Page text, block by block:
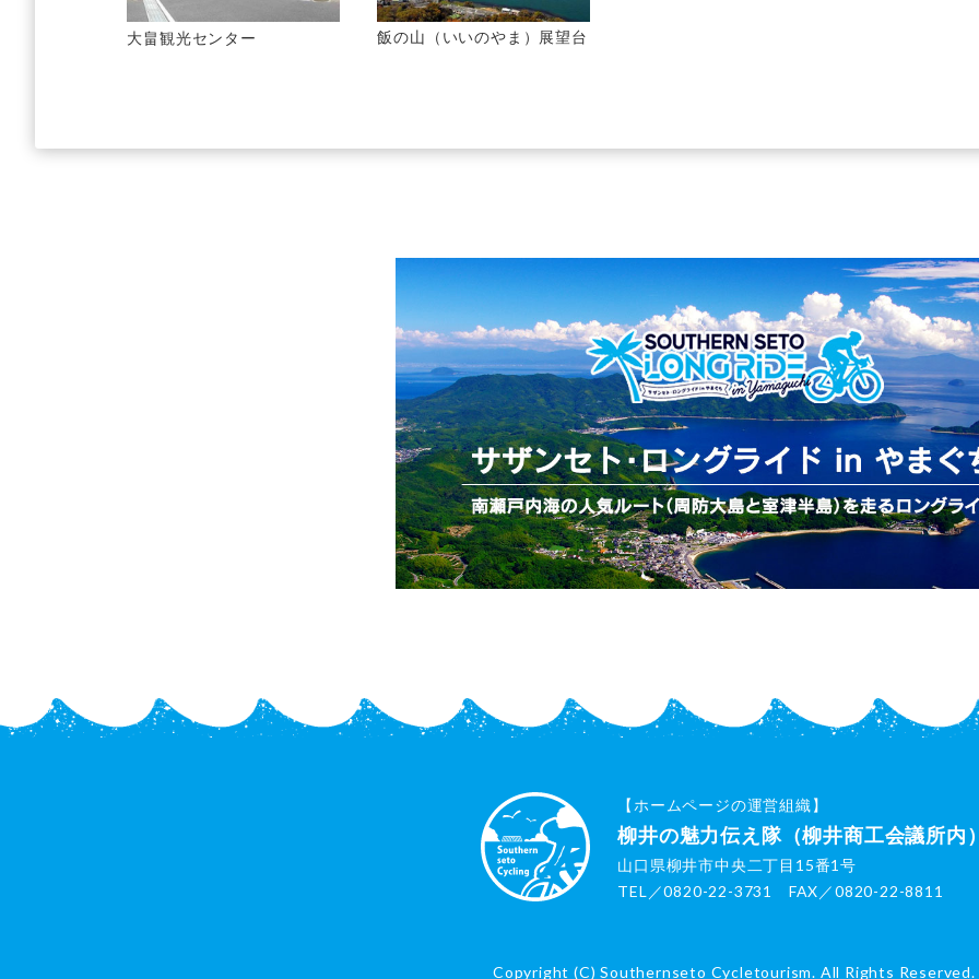
大畠観光センター 飯の山（いいのやま）展望台
【ホームページの運営組織】
柳井の魅力伝え隊（柳井商工会議所内
山口県柳井市中央二丁目15番1号
TEL／0820-22-3731 FAX／0820-22-8811
Copyright (C) Southernseto Cycletourism. All Rights Reserved.